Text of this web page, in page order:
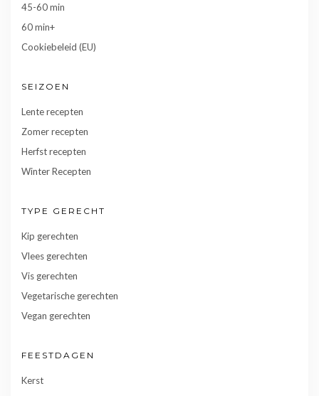
45-60 min
60 min+
Cookiebeleid (EU)
SEIZOEN
Lente recepten
Zomer recepten
Herfst recepten
Winter Recepten
TYPE GERECHT
Kip gerechten
Vlees gerechten
Vis gerechten
Vegetarische gerechten
Vegan gerechten
FEESTDAGEN
Kerst